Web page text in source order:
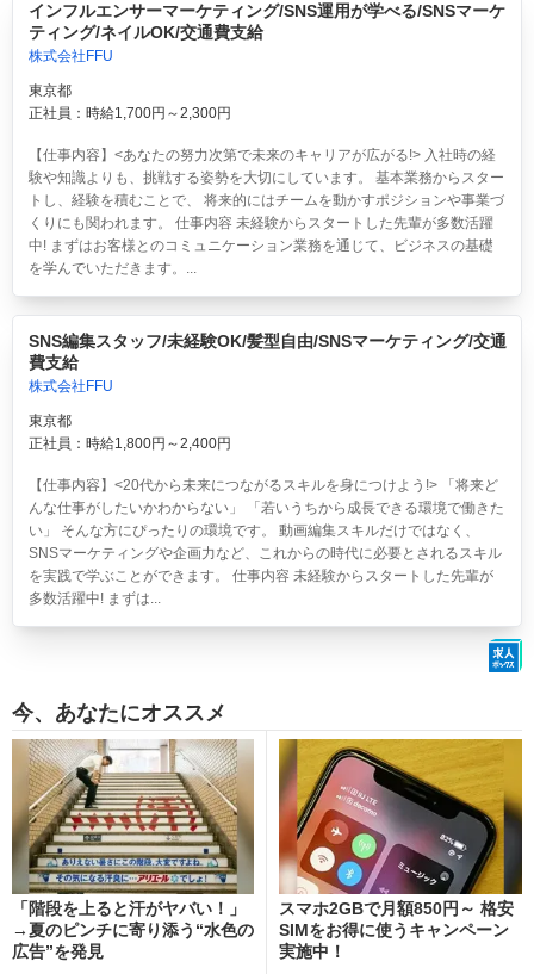
インフルエンサーマーケティング/SNS運用が学べる/SNSマーケ
ティング/ネイルOK/交通費支給
株式会社FFU
東京都
正社員：時給1,700円～2,300円
【仕事内容】<あなたの努力次第で未来のキャリアが広がる!> 入社時の経
験や知識よりも、挑戦する姿勢を大切にしています。 基本業務からスター
トし、経験を積むことで、 将来的にはチームを動かすポジションや事業づ
くりにも関われます。 仕事内容 未経験からスタートした先輩が多数活躍
中! まずはお客様とのコミュニケーション業務を通じて、ビジネスの基礎
を学んでいただきます。...
SNS編集スタッフ/未経験OK/髪型自由/SNSマーケティング/交通
費支給
株式会社FFU
東京都
正社員：時給1,800円～2,400円
【仕事内容】<20代から未来につながるスキルを身につけよう!> 「将来ど
んな仕事がしたいかわからない」 「若いうちから成長できる環境で働きた
い」 そんな方にぴったりの環境です。 動画編集スキルだけではなく、
SNSマーケティングや企画力など、これからの時代に必要とされるスキル
を実践で学ぶことができます。 仕事内容 未経験からスタートした先輩が
多数活躍中! まずは...
今、あなたにオススメ
「階段を上ると汗がヤバい！」
→夏のピンチに寄り添う“水色の
広告”を発見
スマホ2GBで月額850円～ 格安
SIMをお得に使うキャンペーン
実施中！